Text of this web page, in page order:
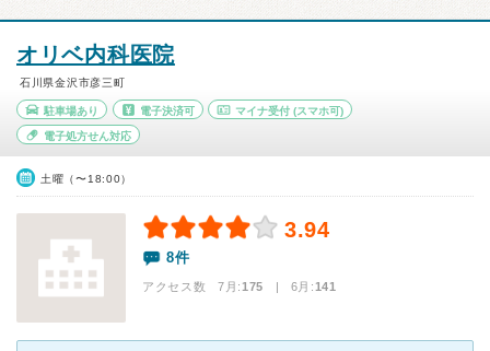
オリベ内科医院
石川県金沢市彦三町
駐車場あり 電子決済可 マイナ受付 (スマホ可)
電子処方せん対応
土曜（〜18:00）
3.94
8件
アクセス数 7月:175 | 6月:141